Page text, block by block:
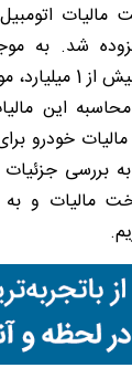
دریافت
شد. به
خودروهای لوکس
محاسبه این
بررسی
مالیات و